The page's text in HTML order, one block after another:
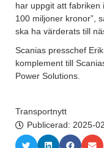
har uppgit att fabriken
100 miljoner kronor”,
ska ha värderats till
Scanias presschef
komplement till
Power Solutions.
Transportnytt
Publicerad: 2025-